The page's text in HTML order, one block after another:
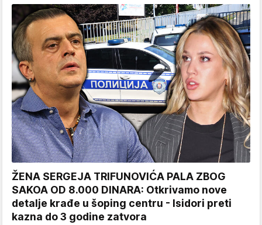
ŽENA SERGEJA TRIFUNOVIĆA PALA ZBOG
SAKOA OD 8.000 DINARA: Otkrivamo nove
detalje krađe u šoping centru - Isidori preti
kazna do 3 godine zatvora